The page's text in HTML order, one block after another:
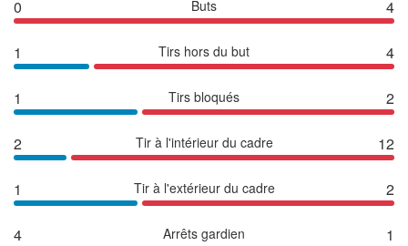
0 Buts 4
1 Tirs hors du but 4
1 Tirs bloqués 2
2 Tir à l'intérieur du cadre 12
1 Tir à l'extérieur du cadre 2
4 Arrêts gardien 1